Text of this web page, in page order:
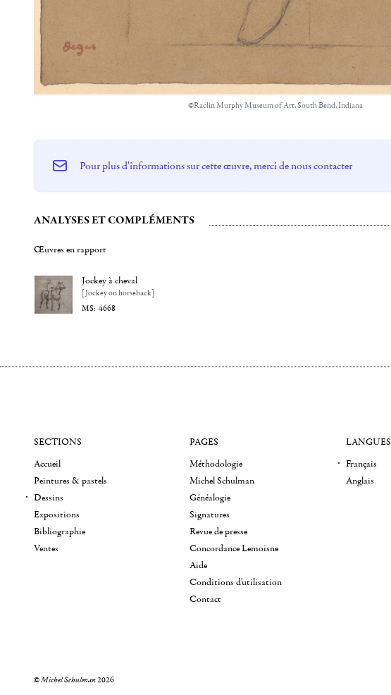
©Raclin Murphy Museum of Art, South Bend, Indiana
Pour plus d'informations sur cette œuvre, merci de nous contacter
ANALYSES ET COMPLÉMENTS
Œuvres en rapport
Jockey à cheval
[Jockey on horseback]
4668
SECTIONS
Accueil
Peintures & pastels
Dessins
Expositions
Bibliographie
Ventes
PAGES
Méthodologie
Michel Schulman
Généalogie
Signatures
Revue de presse
Concordance Lemoisne
Aide
Conditions d'utilisation
Contact
LANGUES
Français
Anglais
©Michel Schulman2026